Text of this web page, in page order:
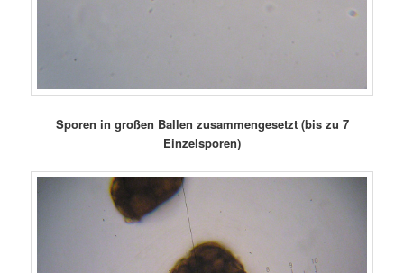
Sporen in großen Ballen zusammengesetzt (bis zu 7
Einzelsporen)